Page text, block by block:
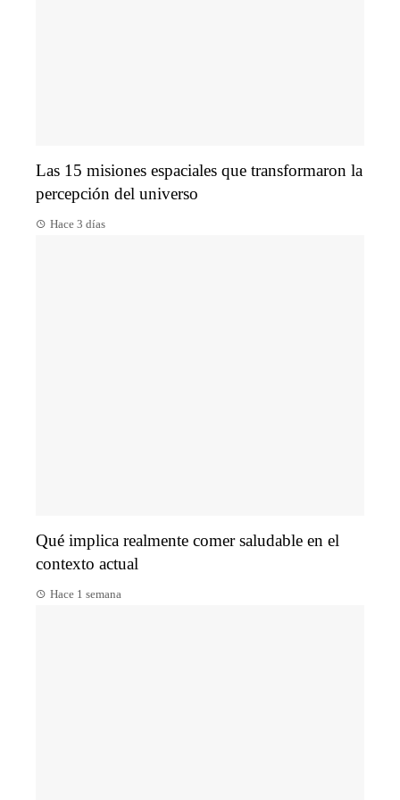
Las 15 misiones espaciales que transformaron la
percepción del universo
Hace 3 días
Qué implica realmente comer saludable en el
contexto actual
Hace 1 semana